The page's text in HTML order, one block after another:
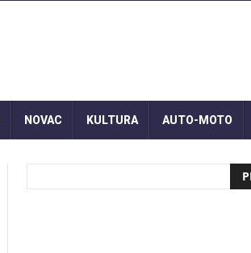
NOVAC KULTURA AUTO-MOTO